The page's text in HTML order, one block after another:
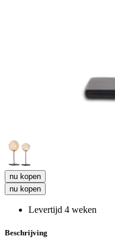
nu kopen
nu kopen
Levertijd 4 weken
Beschrijving